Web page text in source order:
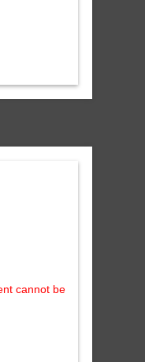
cannot be